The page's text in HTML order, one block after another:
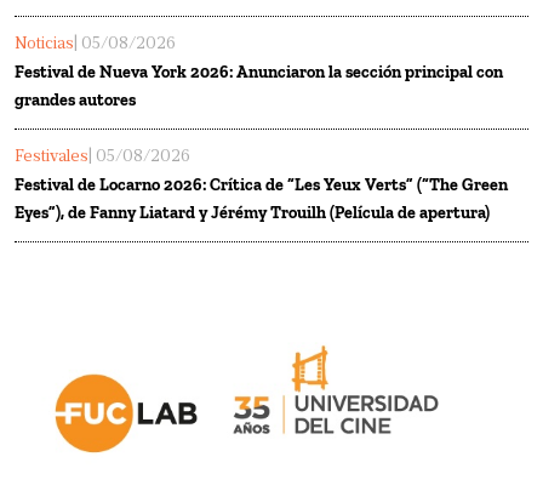
Noticias | 05/08/2026
Festival de Nueva York 2026: Anunciaron la sección principal con
grandes autores
Festivales | 05/08/2026
Festival de Locarno 2026: Crítica de “Les Yeux Verts” (“The Green
Eyes”), de Fanny Liatard y Jérémy Trouilh (Película de apertura)